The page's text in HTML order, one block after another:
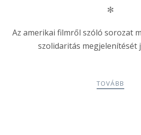
✻
Az amerikai filmről szóló sorozat
szolidaritás megjelenítését
TOVÁBB